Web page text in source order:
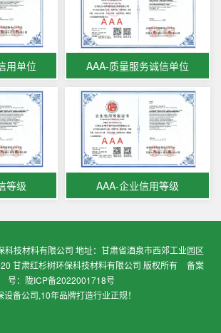
用单位 AAA-质量服务诚信单位
等级 AAA-企业信用等级
科技材料有限公司 地址：甘肃省酒泉市西郊工业园区
甘肃红杉树环保科技材料有限公司 版权所有
备案
号：陇ICP备2022001718号
设备公司,10年品牌打造行业正规！